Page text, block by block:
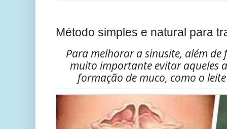
Método simples e natural para
Para melhorar a sinusite, além
muito importante evitar aqueles
formação de muco, como o